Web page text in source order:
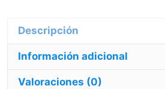
Descripción
Información adicional
Valoraciones (0)